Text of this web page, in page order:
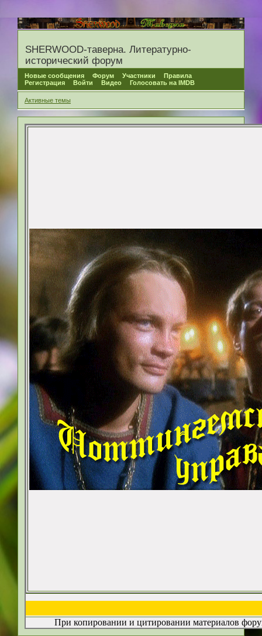
SHERWOOD-таверна. Литературно-
исторический форум
Новые сообщения Форум Участники
Правила
Регистрация
Войти Видео Голосовать на IMDB
Активные темы
При копировании и цитировании материалов